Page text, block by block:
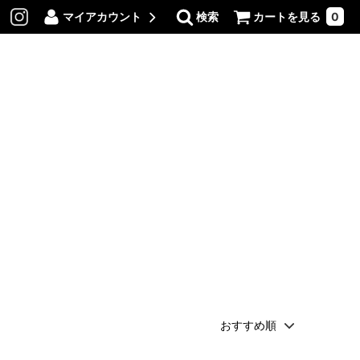
マイアカウント 検索 カートを見る 0